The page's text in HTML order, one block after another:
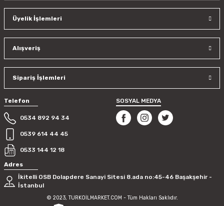
Üyelik İşlemleri
Alışveriş
Sipariş İşlemleri
Telefon
0534 892 94 34
0539 614 44 45
0533 144 12 18
SOSYAL MEDYA
Adres
İkitelli OSB Dolapdere Sanayi Sitesi 8.ada no:45-46 Başakşehir -
İstanbul
© 2023, TURKOİLMARKET.COM - Tüm Hakları Saklıdır.